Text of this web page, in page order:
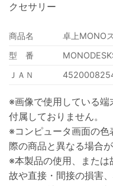
クセサリー
商品名
卓上MONO
型 番
ＪＡＮ
※画像で使用している
付属しておりません。
※コンピュータ画面の
際の商品と異なる場合が
※本製品の使用、また
故や直接・間接の損害